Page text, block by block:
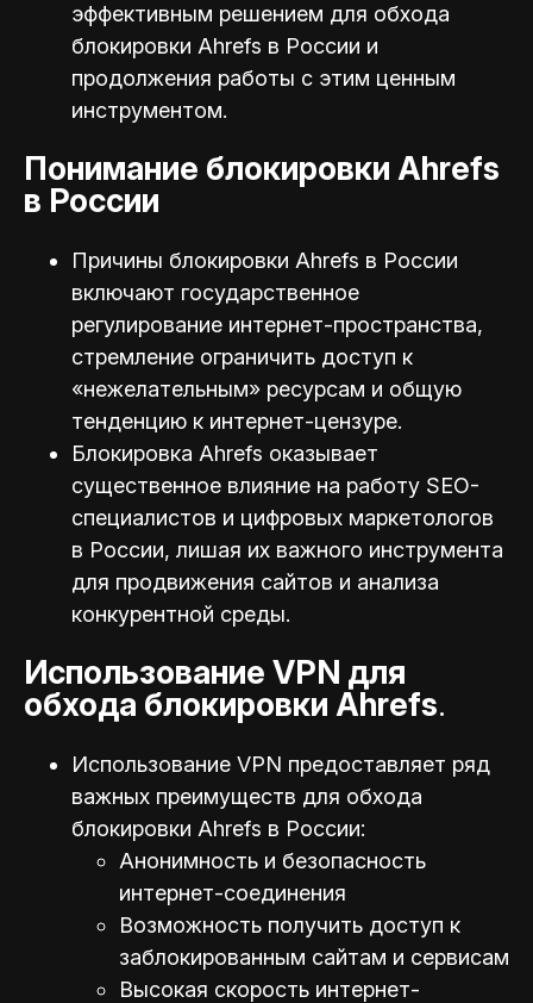
эффективным решением для обхода
блокировки Ahrefs в России и
продолжения работы с этим ценным
инструментом.
Понимание блокировки Ahrefs
в России
Причины блокировки Ahrefs в России
включают государственное
регулирование интернет-пространства,
стремление ограничить доступ к
«нежелательным» ресурсам и общую
тенденцию к интернет-цензуре.
Блокировка Ahrefs оказывает
существенное влияние на работу SEO-
специалистов и цифровых маркетологов
в России, лишая их важного инструмента
для продвижения сайтов и анализа
конкурентной среды.
Использование VPN для
обхода блокировки Ahrefs.
Использование VPN предоставляет ряд
важных преимуществ для обхода
блокировки Ahrefs в России:
Анонимность и безопасность
интернет-соединения
Возможность получить доступ к
заблокированным сайтам и сервисам
Высокая скорость интернет-